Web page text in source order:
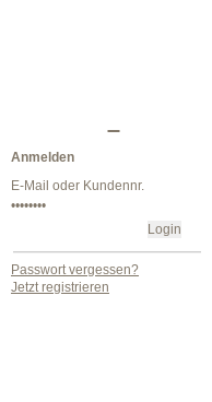
Anmelden
Passwort vergessen?
Jetzt registrieren